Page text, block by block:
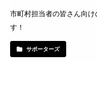
市町村担当者の皆さん向
す！
サポーターズ